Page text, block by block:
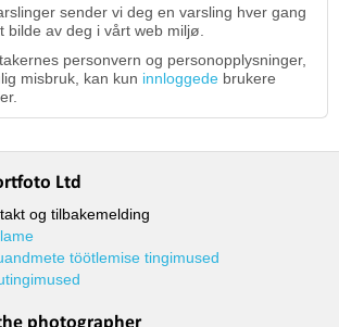
sender vi deg en varsling hver gang
bilde av deg i vårt web miljø.
personvern og personopplysninger,
misbruk, kan kun innloggede brukere
Ltd
og tilbakemelding
töötlemise tingimused